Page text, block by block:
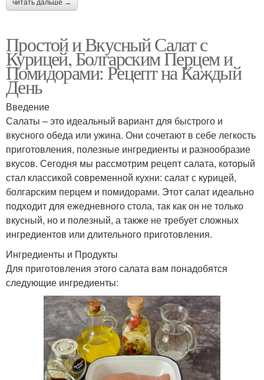
читать дальше →
Простой и Вкусный Салат с
Курицей, Болгарским Перцем и
Помидорами: Рецепт на Каждый
День
Введение
Салаты – это идеальный вариант для быстрого и
вкусного обеда или ужина. Они сочетают в себе легкость
приготовления, полезные ингредиенты и разнообразие
вкусов. Сегодня мы рассмотрим рецепт салата, который
стал классикой современной кухни: салат с курицей,
болгарским перцем и помидорами. Этот салат идеально
подходит для ежедневного стола, так как он не только
вкусный, но и полезный, а также не требует сложных
ингредиентов или длительного приготовления.
Ингредиенты и Продукты
Для приготовления этого салата вам понадобятся
следующие ингредиенты: